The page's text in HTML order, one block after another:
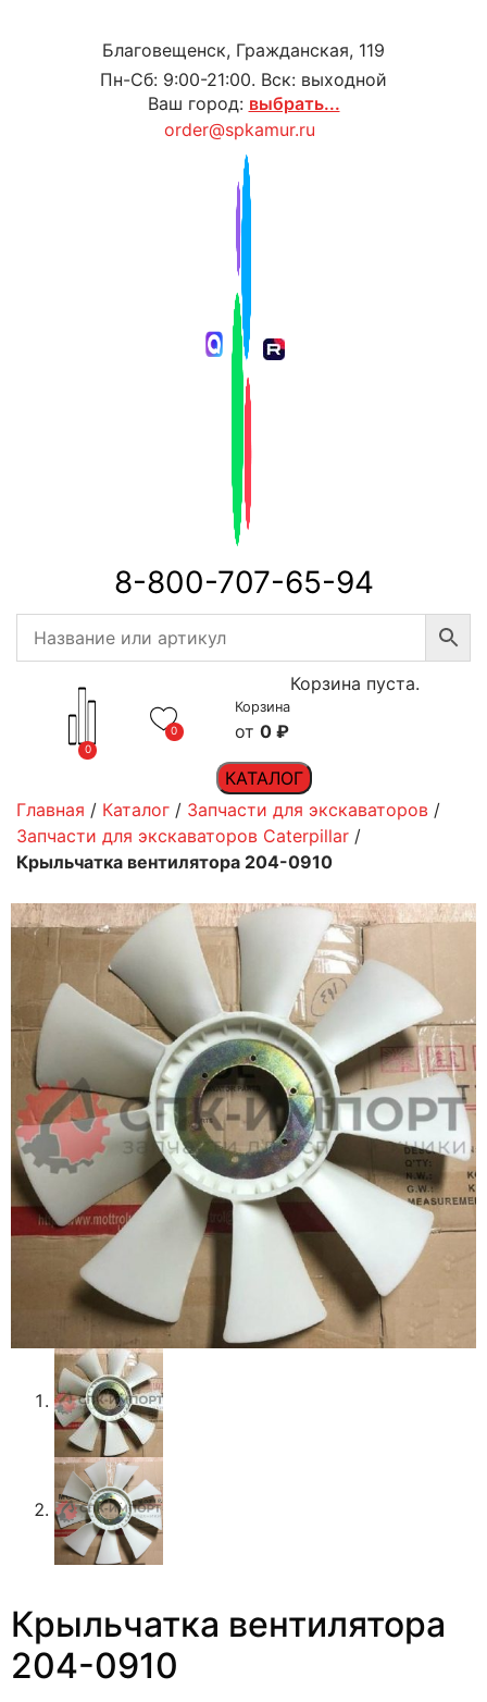
Благовещенск, Гражданская, 119
Пн-Сб: 9:00-21:00. Вск: выходной
Ваш город: выбрать...
order@spkamur.ru
8-800-707-65-94
0
0
Корзина
0 ₽
Корзина пуста.
КАТАЛОГ
Главная / Каталог / Запчасти для экскаваторов /
Запчасти для экскаваторов Caterpillar /
Крыльчатка вентилятора 204-0910
Крыльчатка вентилятора
204-0910